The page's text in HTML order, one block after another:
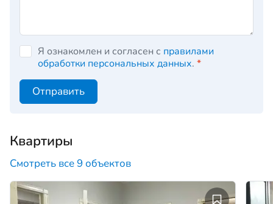
Я ознакомлен и согласен с правилами
обработки персональных данных. *
Отправить
Квартиры
Смотреть все 9 объектов